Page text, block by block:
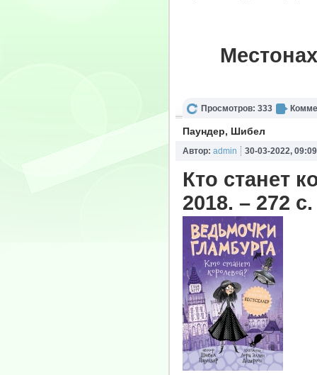
Просмотров: 333
Паундер, Шибел
Автор: admin 30-03-2022, 09:09
Кто станет
2018. – 272